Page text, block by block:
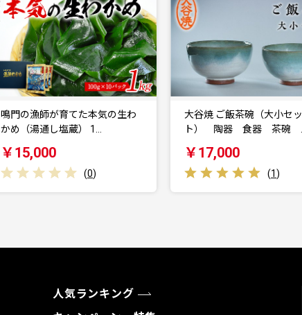
鳴門の漁師が育てた本気の生わ
かめ（湯通し塩蔵） 1…
￥15,000
(0)
大谷焼 ご飯茶碗（大小セッ
ト） 陶器 食器 茶碗 …
￥17,000
(1)
人気ランキング